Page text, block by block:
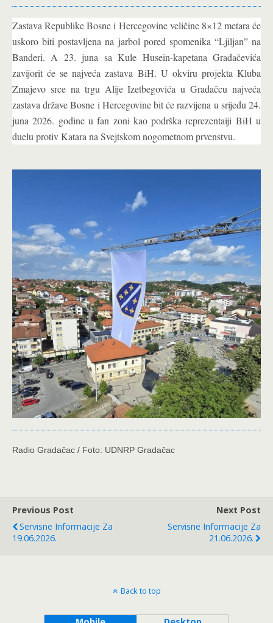
Zastava Republike Bosne i Hercegovine veličine 8×12 metara će
uskoro biti postavljena na jarbol pored spomenika “Ljiljan” na
Banderi. A 23. juna sa Kule Husein-kapetana Gradačevića
zavijorit će se najveća zastava BiH. U okviru projekta Kluba
Zmajevo srce na trgu Alije Izetbegovića u Gradačcu najveća
zastava države Bosne i Hercegovine bit će razvijena u srijedu 24.
juna 2026. godine u fan zoni kao podrška reprezentaiji BiH u
duelu protiv Katara na Svejtskom nogometnom prvenstvu.
Radio Gradačac / Foto: UDNRP Gradačac
Previous Post
Servisne Informacije Za
19.06.2026.
Next Post
Servisne Informacije Za
21.06.2026.
Back to top